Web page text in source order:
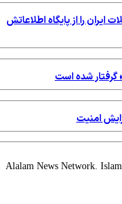
را از پایگاه اطلاعاتش
شده است
امنیت
2024 Alalam News